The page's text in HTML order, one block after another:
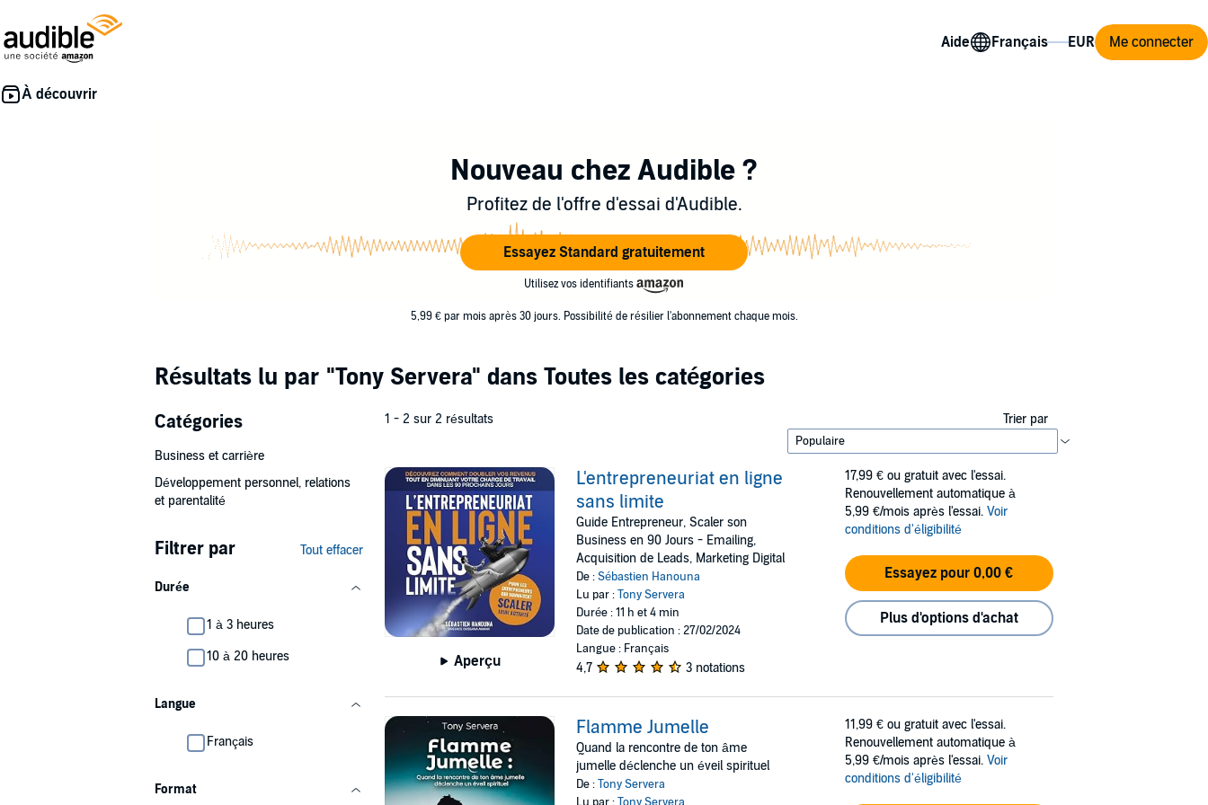
Aide Me connecter
Nouveau chez Audible ?
Profitez de l'offre d'essai d'Audible.
Essayez Standard gratuitement
Utilisez vos identifiants
5,99 € par mois après 30 jours. Possibilité de résilier l'abonnement chaque mois.
Résultats lu par "Tony Servera" dans Toutes les catégories
Catégories
Business et carrière
Développement personnel, relations
et parentalité
Filtrer par Tout effacer
Durée
1 à 3 heures
10 à 20 heures
Langue
Français
Format
1 - 2 sur 2 résultats Trier par
Aperçu
L'entrepreneuriat en ligne
sans limite
Guide Entrepreneur, Scaler son
Business en 90 Jours - Emailing,
Acquisition de Leads, Marketing Digital
De :Sébastien Hanouna
Lu par :Tony Servera
Durée : 11 h et 4 min
Date de publication : 27/02/2024
Langue : Français
4,7 3 notations
17,99 € ou gratuit avec l'essai.
Renouvellement automatique à
5,99 €/mois après l'essai. Voir
conditions d'éligibilité
Essayez pour 0,00 €
Plus d'options d'achat
Flamme Jumelle
Quand la rencontre de ton âme
jumelle déclenche un éveil spirituel
De :Tony Servera
11,99 € ou gratuit avec l'essai.
Renouvellement automatique à
5,99 €/mois après l'essai. Voir
conditions d'éligibilité